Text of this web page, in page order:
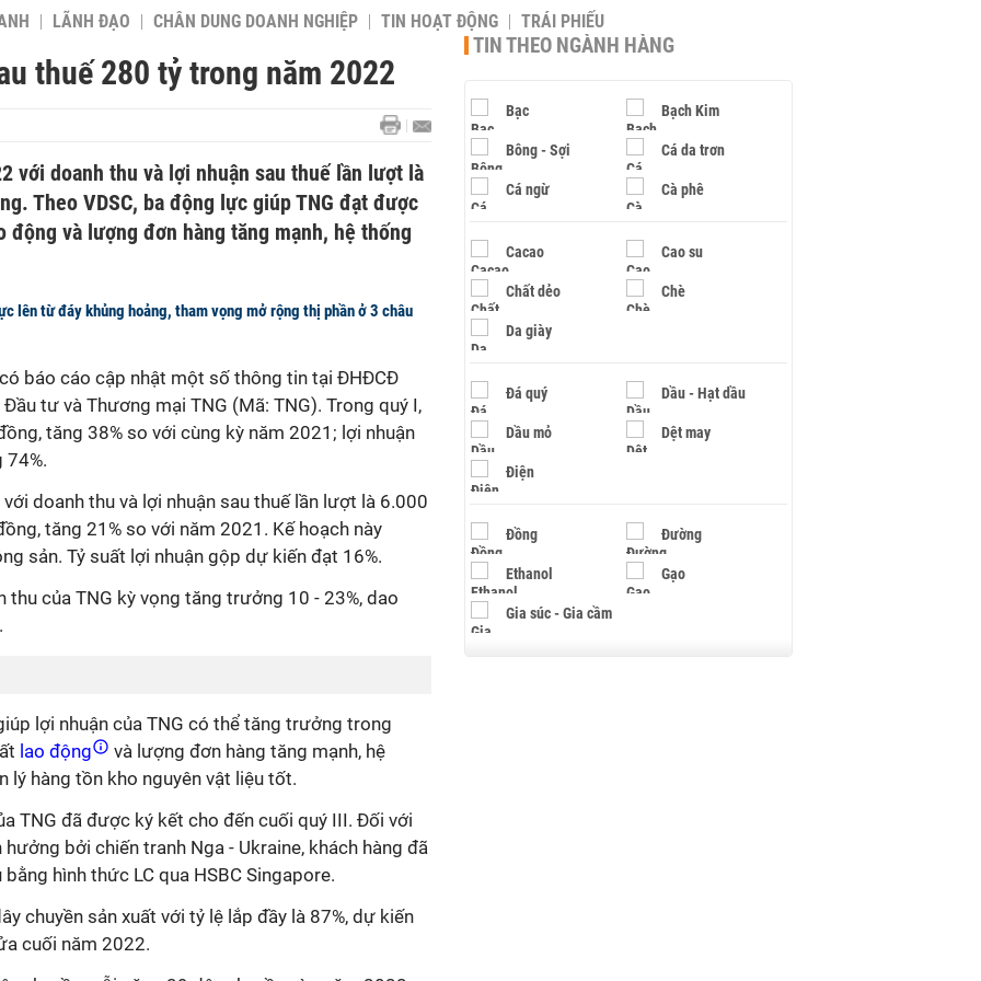
LÃNH ĐẠO CHÂN DUNG DOANH NGHIỆP TIN HOẠT ĐỘNG TRÁI PHIẾU
thuế 280 tỷ trong năm 2022
với doanh thu và lợi nhuận sau thuế lần lượt là
Theo VDSC, ba động lực giúp TNG đạt được
động và lượng đơn hàng tăng mạnh, hệ thống
lên từ đáy khủng hoảng, tham vọng mở rộng thị phần ở 3 châu
báo cáo cập nhật một số thông tin tại ĐHĐCĐ
Đầu tư và Thương mại TNG (Mã: TNG). Trong quý I,
tăng 38% so với cùng kỳ năm 2021; lợi nhuận
74%.
doanh thu và lợi nhuận sau thuế lần lượt là 6.000
tăng 21% so với năm 2021. Kế hoạch này
sản. Tỷ suất lợi nhuận gộp dự kiến ​​đạt 16%.
thu của TNG kỳ vọng tăng trưởng 10 - 23%, dao
lợi nhuận của TNG có thể tăng trưởng trong
lao động
và lượng đơn hàng tăng mạnh, hệ
lý hàng tồn kho nguyên vật liệu tốt.
TNG đã được ký kết cho đến cuối quý III. Đối với
bởi chiến tranh Nga - Ukraine, khách hàng đã
hình thức LC qua HSBC Singapore.
chuyền sản xuất với tỷ lệ lắp đầy là 87%, dự kiến
cuối năm 2022.
TIN THEO NGÀNH HÀNG
Bạc Bạch Kim
Bông - Sợi Cá da trơn
Cá ngừ Cà phê
Cacao Cao su
Chất dẻo Chè
Da giày
Đá quý Dầu - Hạt dầu
Dầu mỏ Dệt may
Điện
Đồng Đường
Ethanol Gạo
Gia súc - Gia cầm